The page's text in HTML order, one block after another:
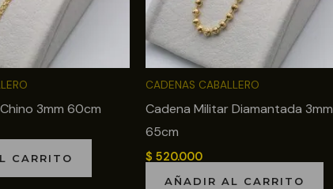
3mm 60cm
CARRITO
CADENAS CABALLERO
Cadena Militar Diamantada 3mm
65cm
$ 520.000
AÑADIR AL CARRITO